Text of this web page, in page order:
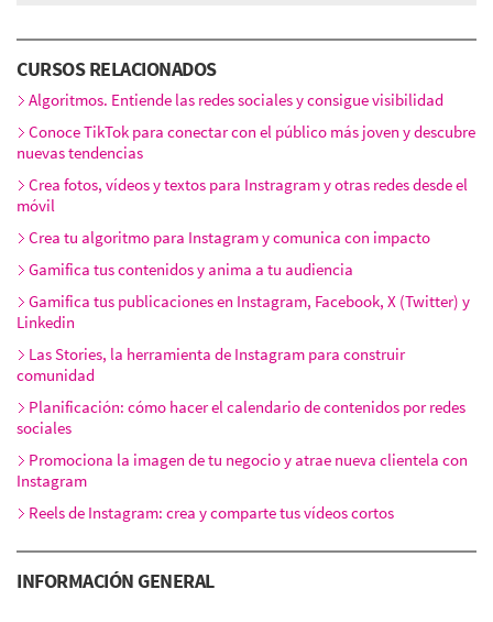
Martes 20 octubre, 16:00h - 20:00h
Miércoles 21 octubre, 16:00h - 20:00h
CURSOS RELACIONADOS
Algoritmos. Entiende las redes sociales y consigue visibilidad
Conoce TikTok para conectar con el público más joven y descubre
nuevas tendencias
Crea fotos, vídeos y textos para Instragram y otras redes desde el
móvil
Crea tu algoritmo para Instagram y comunica con impacto
Gamifica tus contenidos y anima a tu audiencia
Gamifica tus publicaciones en Instagram, Facebook, X (Twitter) y
Linkedin
Las Stories, la herramienta de Instagram para construir
comunidad
Planificación: cómo hacer el calendario de contenidos por redes
sociales
Promociona la imagen de tu negocio y atrae nueva clientela con
Instagram
Reels de Instagram: crea y comparte tus vídeos cortos
INFORMACIÓN GENERAL